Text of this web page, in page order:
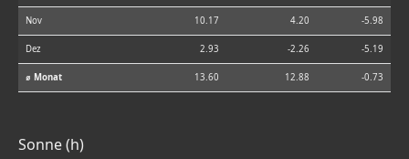
Nov 10.17 4.20 -5.98
Dez 2.93 -2.26 -5.19
⌀ Monat 13.60 12.88 -0.73
Sonne (h)